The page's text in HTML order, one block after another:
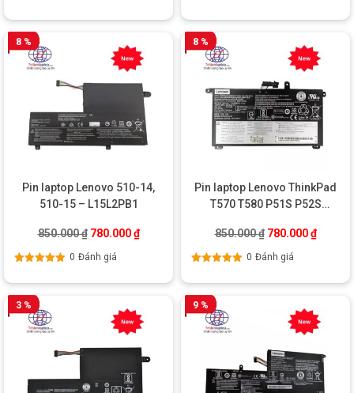
8 %
Pin laptop Lenovo 510-14,
510-15 – L15L2PB1
850.000₫ Giá gốc là: 850.000 ₫.
780.000₫Giá hiện tại là: 780.000 ₫.
0 Đánh giá
8 %
Pin laptop Lenovo ThinkPad
T570 T580 P51S P52S
850.000₫ Giá gốc là:
780.000₫Giá
0 Đánh giá
3 % 9 %